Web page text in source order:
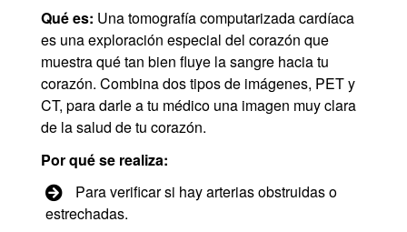
Qué es: Una tomografía computarizada cardíaca
es una exploración especial del corazón que
muestra qué tan bien fluye la sangre hacia tu
corazón. Combina dos tipos de imágenes, PET y
CT, para darle a tu médico una imagen muy clara
de la salud de tu corazón.
Por qué se realiza:
Para verificar si hay arterias obstruidas o
estrechadas.